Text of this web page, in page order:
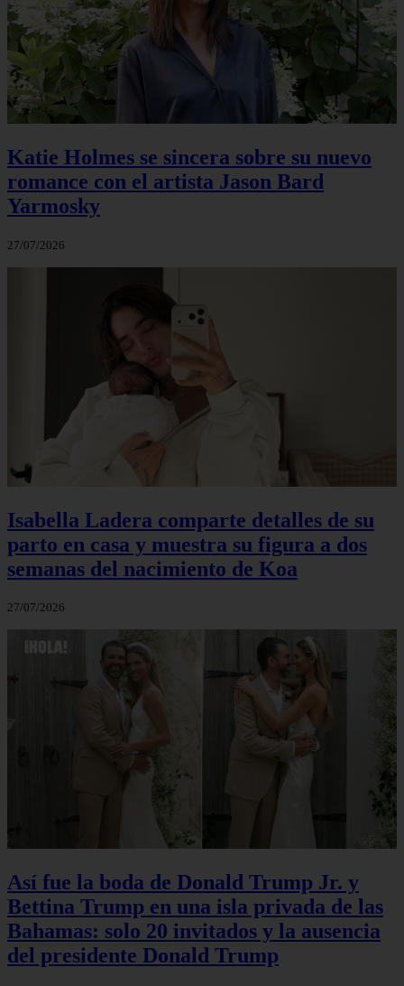
Katie Holmes se sincera sobre su nuevo
romance con el artista Jason Bard
Yarmosky
27/07/2026
Isabella Ladera comparte detalles de su
parto en casa y muestra su figura a dos
semanas del nacimiento de Koa
27/07/2026
Así fue la boda de Donald Trump Jr. y
Bettina Trump en una isla privada de las
Bahamas: solo 20 invitados y la ausencia
del presidente Donald Trump